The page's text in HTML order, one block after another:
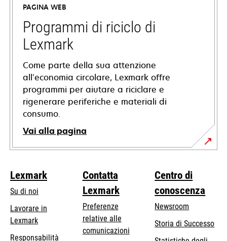
una
nuova
scheda
PAGINA WEB
Programmi di riciclo di
Lexmark
Come parte della sua attenzione
all’economia circolare, Lexmark offre
programmi per aiutare a riciclare e
rigenerare periferiche e materiali di
consumo.
Vai alla pagina
Lexmark
Su di noi
Lavorare in
Lexmark
Responsabilità
Contatta
Lexmark
Preferenze
relative alle
comunicazioni
Centro di
conoscenza
Newsroom
Storia di Successo